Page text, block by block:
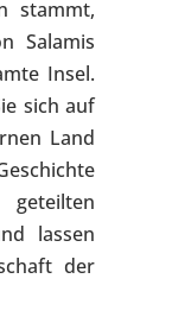
stammt,
Salamis
Insel.
sich auf
Land
lassen
der